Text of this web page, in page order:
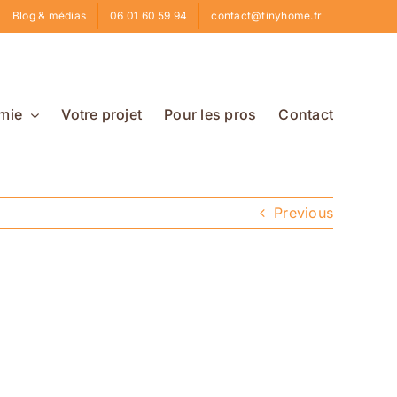
Blog & médias 06 01 60 59 94 contact@tinyhome.fr
Votre projet Pour les pros Contact
Previous